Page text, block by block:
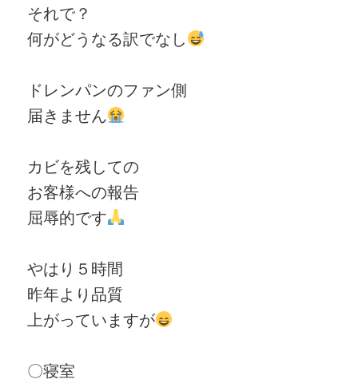
それで？
何がどうなる訳でなし
ドレンパンのファン側
届きません
カビを残しての
お客様への報告
屈辱的です
やはり５時間
昨年より品質
上がっていますが
〇寝室